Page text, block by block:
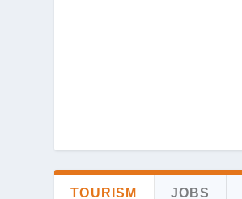
TOURISM JOBS